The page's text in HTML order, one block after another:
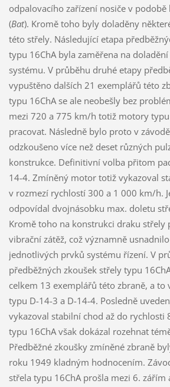
odpalovacího zařízení nosiče v
(Bat). Kromě toho byly doladěny
této střely. Následující etapa
typu 16ChA byla zaměřena na
systému. V průběhu druhé etapy
vypuštěno dalších 21 exemplářů této
typu 16ChA se ale neobešly bez
mezi 720 a 775 km/h totiž motory
pracovat. Následně bylo proto v
odzkoušeno více než deset různých
konstrukce. Definitivní volba přitom
14-4. Zmíněný motor totiž vykazoval
v rozmezí rychlostí 300 a 1 000 km/h.
odpovídal dvojnásobku max. doletu
Kromě toho na konstrukci draku střely
vibrační zátěž, což významně
jednotlivých prvků systému řízení. V
předběžných zkoušek střely typu
celkem 13 exemplářů této zbraně, a to
typu D-14-3 a D-14-4. Posledně
vykazoval stabilní chod až do rychlosti
typu 16ChA však dokázal rozehnat
Předběžné zkoušky zmíněné zbraně
roku 1949 kladným hodnocením.
střela typu 16ChA prošla mezi 6.